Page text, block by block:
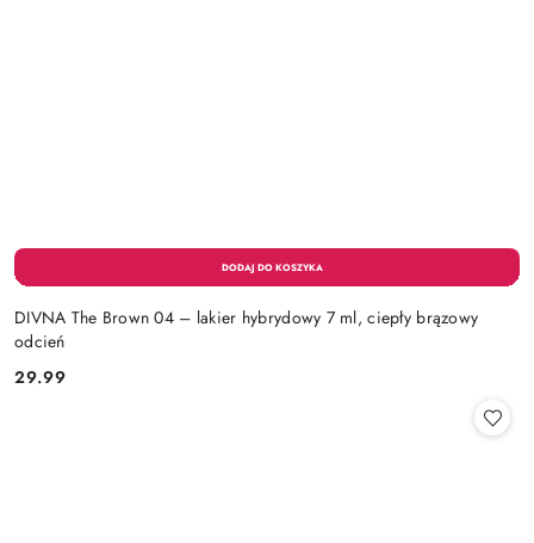
DIVNA The Brown 04 – lakier hybrydowy 7 ml, ciepły brązowy
odcień
Cena:
29.99